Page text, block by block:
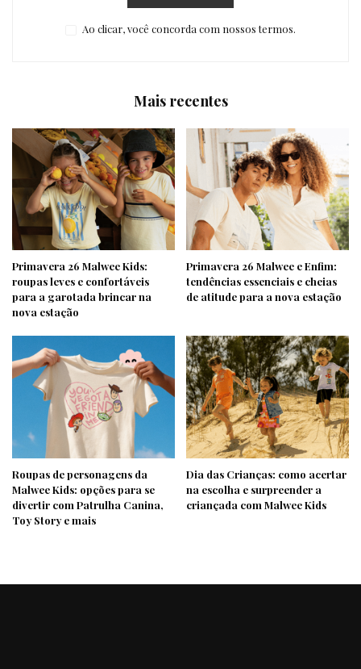
Ao clicar, você concorda com nossos termos.
Mais recentes
Primavera 26 Malwee Kids:
roupas leves e confortáveis
para a garotada brincar na
nova estação
Primavera 26 Malwee e Enfim:
tendências essenciais e cheias
de atitude para a nova estação
Roupas de personagens da
Malwee Kids: opções para se
divertir com Patrulha Canina,
Toy Story e mais
Dia das Crianças: como acertar
na escolha e surpreender a
criançada com Malwee Kids